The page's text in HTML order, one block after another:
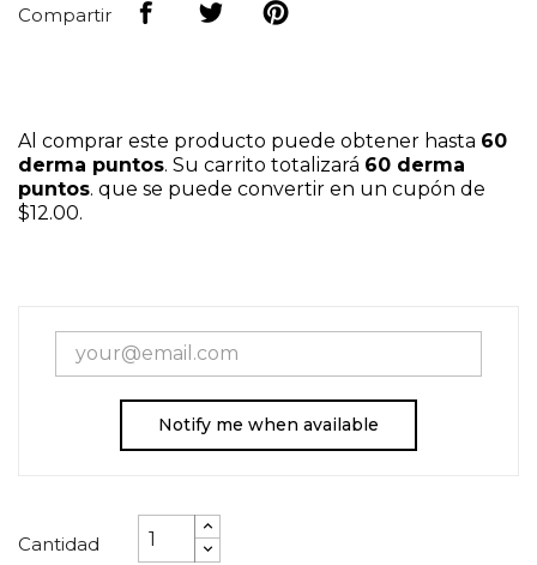
Compartir
Al comprar este producto puede obtener hasta 60
derma puntos. Su carrito totalizará 60 derma
puntos. que se puede convertir en un cupón de
$12.00.
Notify me when available
Cantidad